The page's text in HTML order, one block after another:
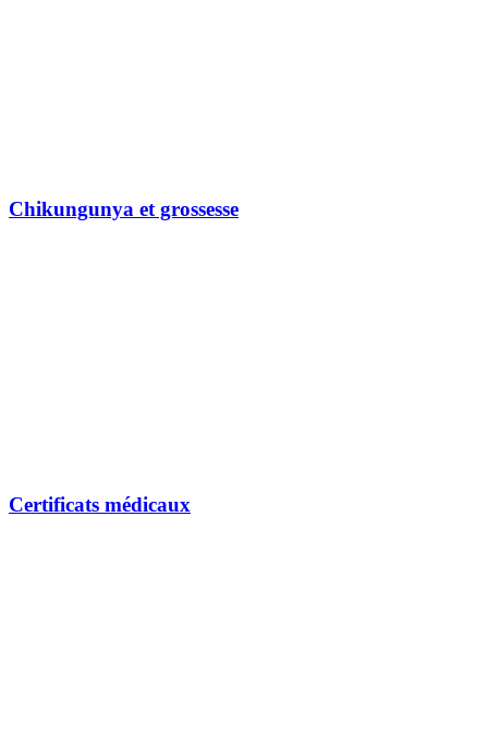
Chikungunya et grossesse
Certificats médicaux